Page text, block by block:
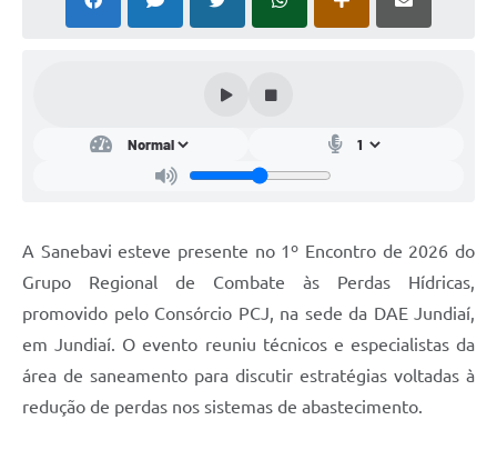
A Sanebavi esteve presente no 1º Encontro de 2026 do
Grupo Regional de Combate às Perdas Hídricas,
promovido pelo Consórcio PCJ, na sede da DAE Jundiaí,
em Jundiaí. O evento reuniu técnicos e especialistas da
área de saneamento para discutir estratégias voltadas à
redução de perdas nos sistemas de abastecimento.